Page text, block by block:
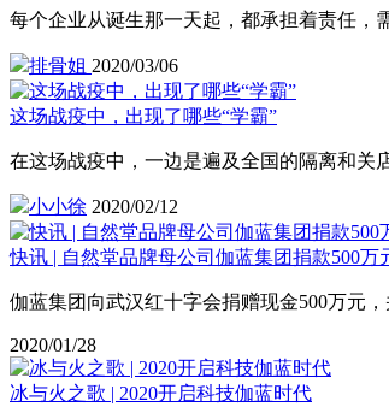
每个企业从诞生那一天起，都承担着责任，
排骨姐 2020/03/06
这场战疫中，出现了哪些“学霸”
在这场战疫中，一边是遍及全国的隔离和关
小小徐 2020/02/12
快讯 | 自然堂品牌母公司伽蓝集团捐款500万
伽蓝集团向武汉红十字会捐赠现金500万元
2020/01/28
冰与火之歌 | 2020开启科技伽蓝时代